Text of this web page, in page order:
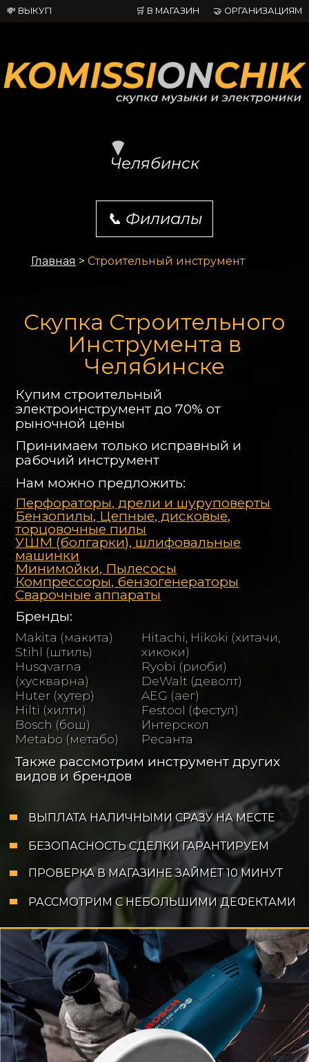
💸 ВЫКУП 🛒 В МАГАЗИН 🤝 ОРГАНИЗАЦИЯМ
Челябинск
📞 Филиалы
Главная > Строительный инструмент
Скупка Строительного
Инструмента в
Челябинске
Купим строительный
электроинструмент до 70% от
рыночной цены
Принимаем только исправный и
рабочий инструмент
Нам можно предложить:
Перфораторы, дрели и шуруповерты
Бензопилы, Цепные, дисковые,
торцовочные пилы
УШМ (болгарки), шлифовальные
машинки
Минимойки, Пылесосы
Компрессоры, бензогенераторы
Сварочные аппараты
Бренды:
Makita (макита)
Stihl (штиль)
Husqvarna
(хускварна)
Huter (хутер)
Hilti (хилти)
Bosch (бош)
Metabo (метабо)
Hitachi, Hikoki (хитачи,
хикоки)
Ryobi (риоби)
DeWalt (деволт)
AEG (аег)
Festool (фестул)
Интерскол
Ресанта
Также рассмотрим инструмент других
видов и брендов
ВЫПЛАТА НАЛИЧНЫМИ СРАЗУ НА МЕСТЕ
БЕЗОПАСНОСТЬ СДЕЛКИ ГАРАНТИРУЕМ
ПРОВЕРКА В МАГАЗИНЕ ЗАЙМЕТ 10 МИНУТ
РАССМОТРИМ С НЕБОЛЬШИМИ ДЕФЕКТАМИ